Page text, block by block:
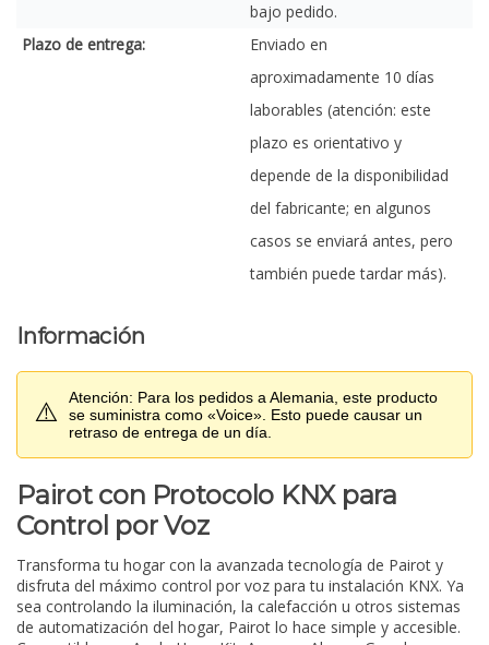
bajo pedido.
Plazo de entrega:
Enviado en
aproximadamente 10 días
laborables (atención: este
plazo es orientativo y
depende de la disponibilidad
del fabricante; en algunos
casos se enviará antes, pero
también puede tardar más).
Información
⚠️
Atención: Para los pedidos a Alemania, este producto
se suministra como «Voice». Esto puede causar un
retraso de entrega de un día.
Pairot con Protocolo KNX para
Control por Voz
Transforma tu hogar con la avanzada tecnología de Pairot y
disfruta del máximo control por voz para tu instalación KNX. Ya
sea controlando la iluminación, la calefacción u otros sistemas
de automatización del hogar, Pairot lo hace simple y accesible.